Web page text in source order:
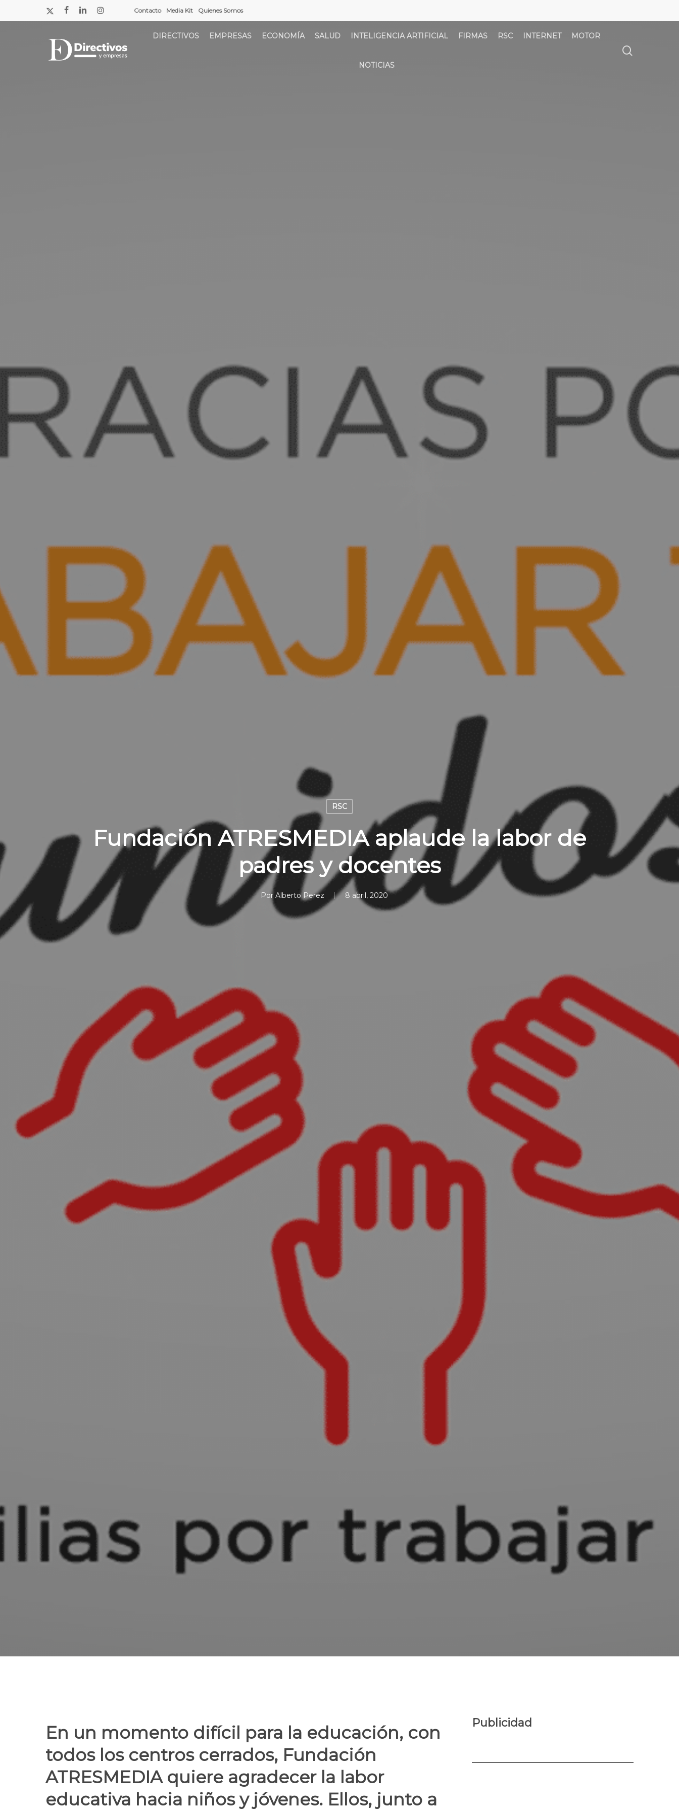
a
x-
facebooklinkedininstagram Contacto Media Kit Quienes Somos
Pulse enter para buscar o la tecla ESC para cerrar
DIRECTIVOS EMPRESAS ECONOMÍA SALUD INTELIGENCIA ARTIFICIAL FIRMAS RSC INTERNET MOTOR
NOTICIAS
RSC
Fundación ATRESMEDIA aplaude la labor de
padres y docentes
Por Alberto Perez 8 abril, 2020
En un momento difícil para la educación, con
todos los centros cerrados, Fundación
ATRESMEDIA quiere agradecer la labor
educativa hacia niños y jóvenes. Ellos, junto a
Publicidad